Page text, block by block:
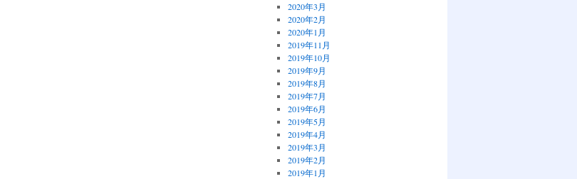
2020年3月
2020年2月
2020年1月
2019年11月
2019年10月
2019年9月
2019年8月
2019年7月
2019年6月
2019年5月
2019年4月
2019年3月
2019年2月
2019年1月